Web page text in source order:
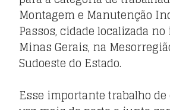
Montagem e Manutenção
Passos, cidade localizada
Minas Gerais, na
Sudoeste do Estado.
Esse importante trabalho de